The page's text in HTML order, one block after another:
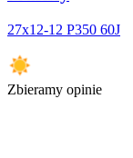
27x12-12 P350 60J
Zbieramy opinie